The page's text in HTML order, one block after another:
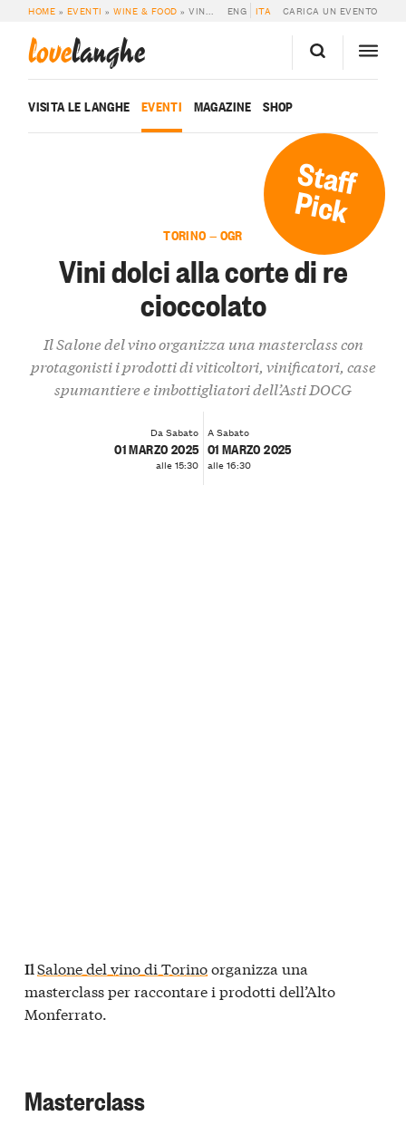
HOME » EVENTI »WINE & FOOD »VINI DOLCI ALLA CORTE DI RE CIOCCOLATO ENG ITA CARICA UN EVENTO
lovelanghe
VISITA LE LANGHE EVENTI MAGAZINE SHOP
Staff
Pick
TORINO — OGR
Vini dolci alla corte di re
cioccolato
Il Salone del vino organizza una masterclass con
protagonisti i prodotti di viticoltori, vinificatori, case
spumantiere e imbottigliatori dell’Asti DOCG
Da Sabato
01 MARZO 2025
alle 15:30
A Sabato
01 MARZO 2025
alle 16:30
IlSalone del vino di Torinoorganizza una
masterclass per raccontare i prodotti dell’Alto
Monferrato.
Masterclass